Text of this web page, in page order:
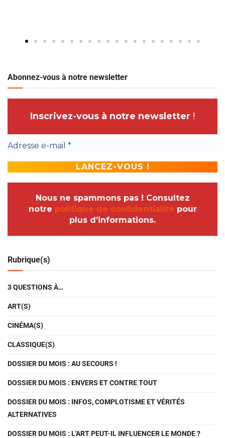
Abonnez-vous à notre newsletter
Inscrivez-vous à notre newsletter !
Nous ne spammons pas ! Consultez
notre politique de confidentialité pour
plus d’informations.
Rubrique(s)
3 QUESTIONS À…
ART(S)
CINÉMA(S)
CLASSIQUE(S)
DOSSIER DU MOIS : AU SECOURS !
DOSSIER DU MOIS : ENVERS ET CONTRE TOUT
DOSSIER DU MOIS : INFOS, COMPLOTISME ET VÉRITÉS
ALTERNATIVES
DOSSIER DU MOIS : L'ART PEUT-IL INFLUENCER LE MONDE ?